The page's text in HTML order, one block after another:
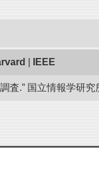
IEEE
査.” 国立情報学研